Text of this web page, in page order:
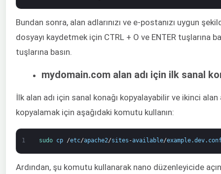
Bundan sonra, alan adlarınızı ve e-postanızı uygun
dosyayı kaydetmek için CTRL + O ve ENTER tuşlarına
tuşlarına basın.
mydomain.com alan adı için ilk sanal
İlk alan adı için sanal konağı kopyalayabilir ve ikinci
kopyalamak için aşağıdaki komutu kullanın:
1 sudo cp /etc/apache2/sites -available/example.dev.
Ardından, şu komutu kullanarak nano düzenleyicide